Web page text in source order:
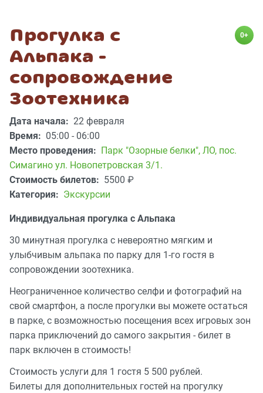
Прогулка с
Альпака -
сопровождение
Зоотехника
0+
Дата начала: 22 февраля
Время: 05:00 - 06:00
Место проведения:
Парк "Озорные белки", ЛО, пос.
Симагино ул. Новопетровская 3/1.
Стоимость билетов: 5500 ₽
Категория: Экскурсии
Индивидуальная прогулка с Альпака
30 минутная прогулка с невероятно мягким и
улыбчивым альпака по парку для 1-го гостя в
сопровождении зоотехника.
Неограниченное количество селфи и фотографий на
свой смартфон, а после прогулки вы можете остаться
в парке, с возможностью посещения всех игровых зон
парка приключений до самого закрытия - билет в
парк включен в стоимость!
Стоимость услуги для 1 гостя 5 500 рублей.
Билеты для дополнительных гостей на прогулку